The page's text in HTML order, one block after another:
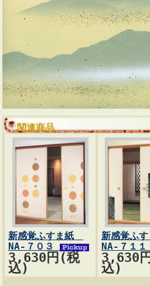
関連商品
新感覚ふすま紙
NA-７０３
3,630円(税
込)
新感覚ふ
NA-７１
3,630
込)